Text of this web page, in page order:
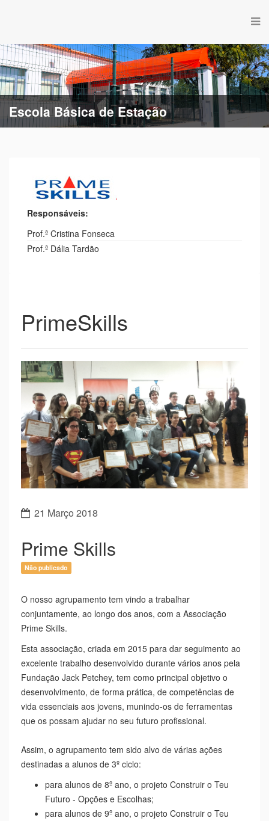
Escola Básica de Estação
Responsáveis:
Prof.ª Cristina Fonseca
Prof.ª Dália Tardão
PrimeSkills
21 Março 2018
Prime Skills
Não publicado
O nosso agrupamento tem vindo a trabalhar
conjuntamente, ao longo dos anos, com a Associação
Prime Skills.
Esta associação, criada em 2015 para dar seguimento ao
excelente trabalho desenvolvido durante vários anos pela
Fundação Jack Petchey, tem como principal objetivo o
desenvolvimento, de forma prática, de competências de
vida essenciais aos jovens, munindo-os de ferramentas
que os possam ajudar no seu futuro profissional.
Assim, o agrupamento tem sido alvo de várias ações
destinadas a alunos de 3º ciclo:
para alunos de 8º ano, o projeto Construir o Teu
Futuro - Opções e Escolhas;
para alunos de 9º ano, o projeto Construir o Teu